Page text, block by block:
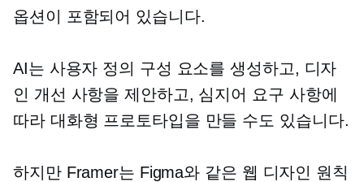
옵션이 포함되어 있습니다.
AI는 사용자 정의 구성 요소를 생성하고, 디자
인 개선 사항을 제안하고, 심지어 요구 사항에
따라 대화형 프로토타입을 만들 수도 있습니다.
하지만 Framer는 Figma와 같은 웹 디자인 원칙